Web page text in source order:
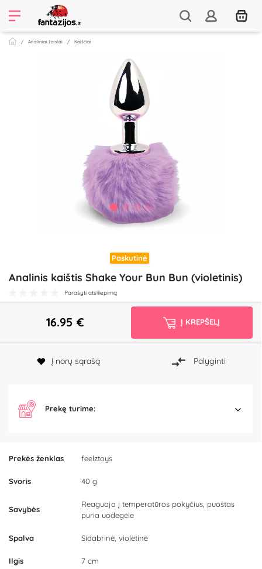
Analiniai žaislai Kaiščiai
Paskutinė
Analinis kaištis Shake Your Bun Bun (violetinis)
Parašyti atsiliepimą
Prekės ženklas feelztoys
Svoris 40 g
Savybės
Reaguoja į temperatūros pokyčius, puoštas
puria uodegėle
Spalva Sidabrinė, violetinė
Ilgis 7 cm
16.95 € Į KREPŠELĮ
Į norų sąrašą Palyginti
Prekę turime: